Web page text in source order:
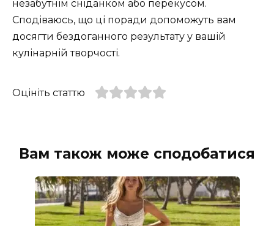
незабутнім сніданком або перекусом.
Сподіваюсь, що ці поради допоможуть вам
досягти бездоганного результату у вашій
кулінарній творчості.
Оцініть статтю
Вам також може сподобатися